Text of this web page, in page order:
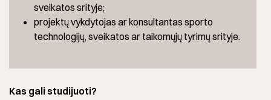
sveikatos srityje;
projektų vykdytojas ar konsultantas sporto
technologijų, sveikatos ar taikomųjų tyrimų srityje.
Kas gali studijuoti?